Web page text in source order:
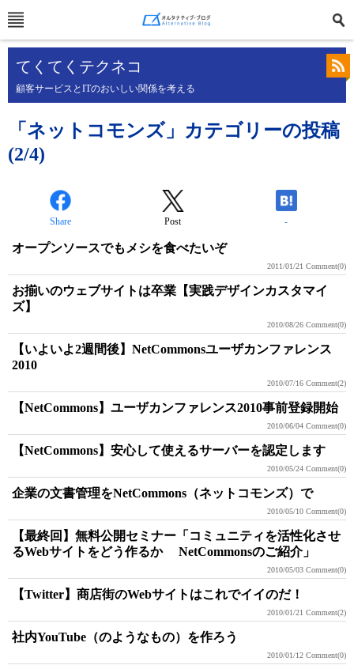
てくてくテクネコ
顧客サービスとITのおいしい関係を考える
「ネットコモンズ」カテゴリーの投稿
(2/4)
Share Post -
オープンソースでもメシを食べたいぞ
2011/01/21 Comment(0)
お揃いのウェブサイトは卒業【実践デザインカスタマイ
ズ】
2010/08/26 Comment(0)
【いよいよ2週間後】NetCommonsユーザカンファレンス
2010
2010/07/16 Comment(2)
【NetCommons】ユーザカンファレンス2010事前登録開始
2010/06/04 Comment(0)
【NetCommons】安心して使えるサーバーを認定します
2010/05/24 Comment(0)
企業の文書管理をNetCommons（ネットコモンズ）で
2010/05/10 Comment(0)
【最終回】無料公開セミナー「コミュニティを活性化させ
るWebサイトをどう作るか NetCommonsのご紹介」
2010/05/03 Comment(0)
【Twitter】商店街のWebサイトはこれでイイのだ！
2010/01/21 Comment(2)
社内YouTube（のようなもの）を作ろう
2010/01/12 Comment(0)